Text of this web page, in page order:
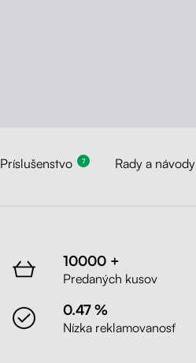
Príslušenstvo 7 Rady a návody
10000 +
Predaných kusov
0.47 %
Nízka reklamovanosť